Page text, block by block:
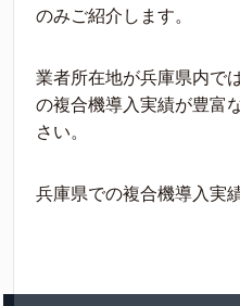
のみご紹介します。
業者所在地が兵庫県内で
の複合機導入実績が豊富
さい。
兵庫県での複合機導入実